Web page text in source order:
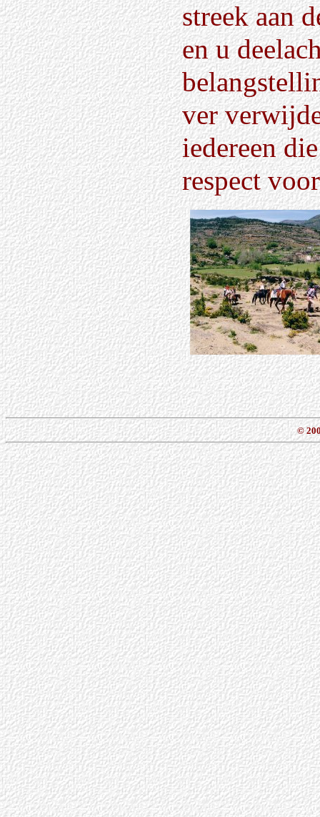
streek aan
en u
ver
iedereen
respect
©